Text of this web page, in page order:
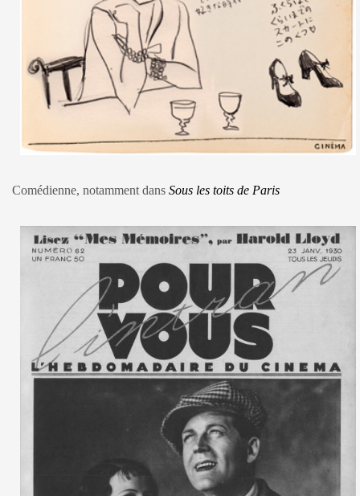
Comédienne, notamment dans Sous les toits de Paris